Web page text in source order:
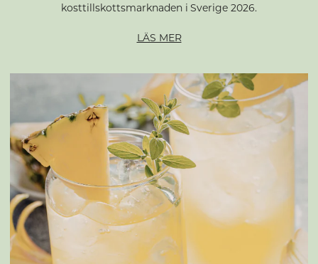
kosttillskottsmarknaden i Sverige 2026.
LÄS MER